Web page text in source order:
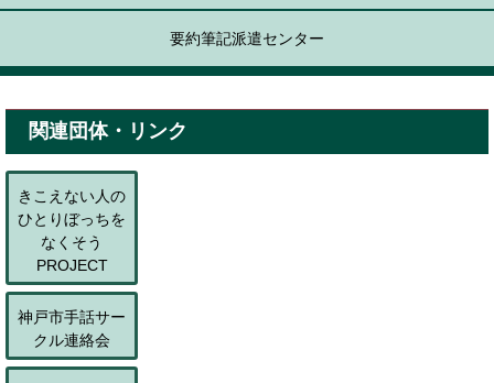
要約筆記派遣センター
関連団体・リンク
きこえない人の
ひとりぼっちを
なくそう
PROJECT
神戸市手話サー
クル連絡会